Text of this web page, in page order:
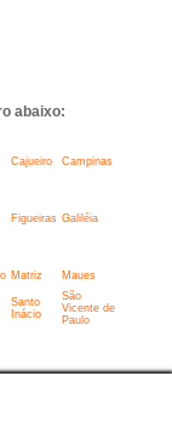
abaixo:
Cajueiro Campinas
Figueiras Galiléia
Matriz Maues
Santo
Inácio
São
Vicente de
Paulo